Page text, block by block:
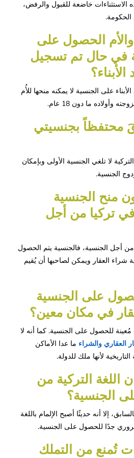
الاستثناءات خاضعة للقبول والرفض،
على الجنسية لا يمكنه منحها للأُم
وأولاده ما دون 18 عام.
لا تلغي الجنسية الأولى وبإمكان
الجنسية.
من أجل الجنسية، فالجنسية يتم الحصول
من عملية شراء العقار ويمكن لصاحبها أن يُقيم
في مكان معين؟
مُعينة للحصول على الجنسية. كما أنه لا
العقاري والشراء ما عدا الأماكن
لأنها ملك للدولة.
الجنسية؟
إلا أنه حديثًا أصبح الإلمام باللغة
جدًا للحصول على الجنسية.